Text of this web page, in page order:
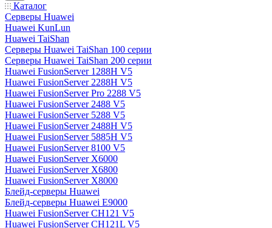
Каталог
Серверы Huawei
Huawei KunLun
Huawei TaiShan
Серверы Huawei TaiShan 100 серии
Серверы Huawei TaiShan 200 серии
Huawei FusionServer 1288H V5
Huawei FusionServer 2288H V5
Huawei FusionServer Pro 2288 V5
Huawei FusionServer 2488 V5
Huawei FusionServer 5288 V5
Huawei FusionServer 2488H V5
Huawei FusionServer 5885H V5
Huawei FusionServer 8100 V5
Huawei FusionServer X6000
Huawei FusionServer X6800
Huawei FusionServer X8000
Блейд-серверы Huawei
Блейд-серверы Huawei E9000
Huawei FusionServer CH121 V5
Huawei FusionServer CH121L V5